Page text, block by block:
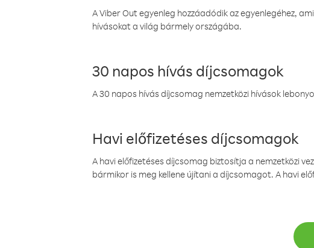
A Viber Out egyenleg hozzáadódik az egyenlegéhez,
hívásokat a világ bármely országába.
30 napos hívás díjcsomagok
A 30 napos hívás díjcsomag nemzetközi hívások
Havi előfizetéses díjcsomagok
A havi előfizetéses díjcsomag biztosítja a nemzetközi
bármikor is meg kellene újítani a díjcsomagot. A havi